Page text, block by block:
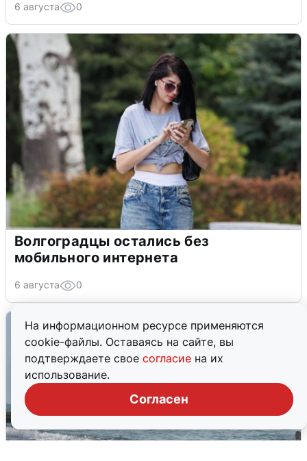
На информационном ресурсе применяются
cookie-файлы. Оставаясь на сайте, вы
подтверждаете свое согласие на их
использование.
Согласен
6 августа 0
Волгоградцы остались без
мобильного интернета
6 августа 0